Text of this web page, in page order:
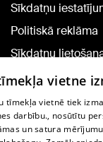
Sīkdatņu
Politiskā reklāma
Sīkdatņu
noteikumi
Komentāru
TV programma
vietne
tīmekļa vietnē tiek
darbību., nosūtītu
un satura